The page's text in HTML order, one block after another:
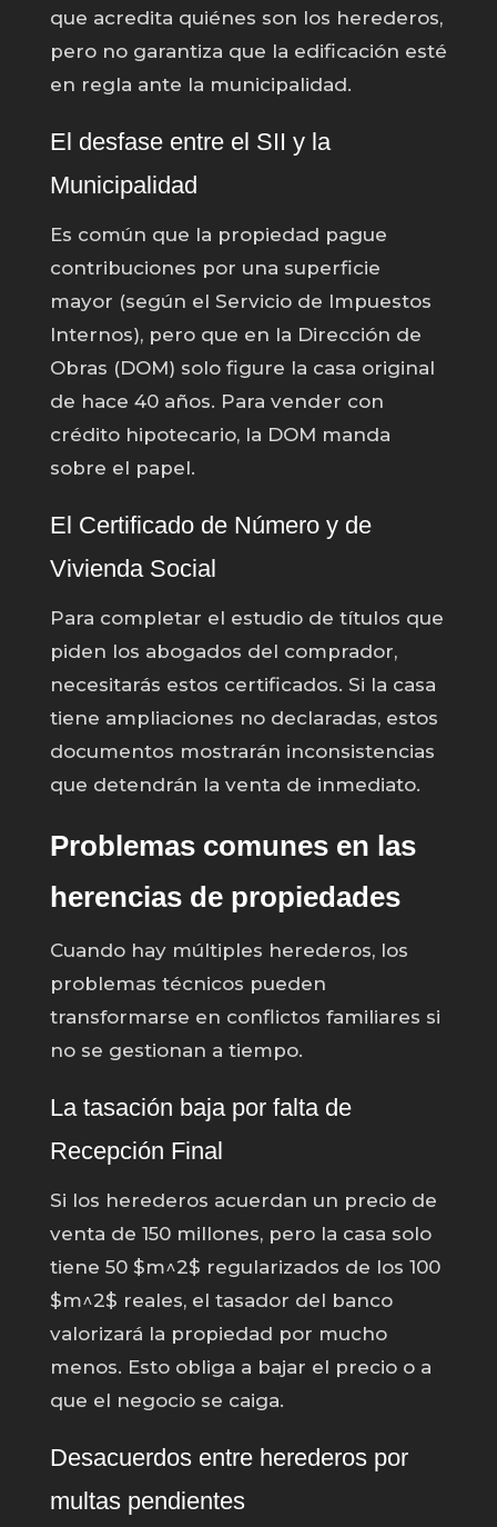
que acredita quiénes son los herederos,
pero no garantiza que la edificación esté
en regla ante la municipalidad.
El desfase entre el SII y la
Municipalidad
Es común que la propiedad pague
contribuciones por una superficie
mayor (según el Servicio de Impuestos
Internos), pero que en la Dirección de
Obras (DOM) solo figure la casa original
de hace 40 años. Para vender con
crédito hipotecario, la DOM manda
sobre el papel.
El Certificado de Número y de
Vivienda Social
Para completar el estudio de títulos que
piden los abogados del comprador,
necesitarás estos certificados. Si la casa
tiene ampliaciones no declaradas, estos
documentos mostrarán inconsistencias
que detendrán la venta de inmediato.
Problemas comunes en las
herencias de propiedades
Cuando hay múltiples herederos, los
problemas técnicos pueden
transformarse en conflictos familiares si
no se gestionan a tiempo.
La tasación baja por falta de
Recepción Final
Si los herederos acuerdan un precio de
venta de 150 millones, pero la casa solo
tiene 50 $m^2$ regularizados de los 100
$m^2$ reales, el tasador del banco
valorizará la propiedad por mucho
menos. Esto obliga a bajar el precio o a
que el negocio se caiga.
Desacuerdos entre herederos por
multas pendientes